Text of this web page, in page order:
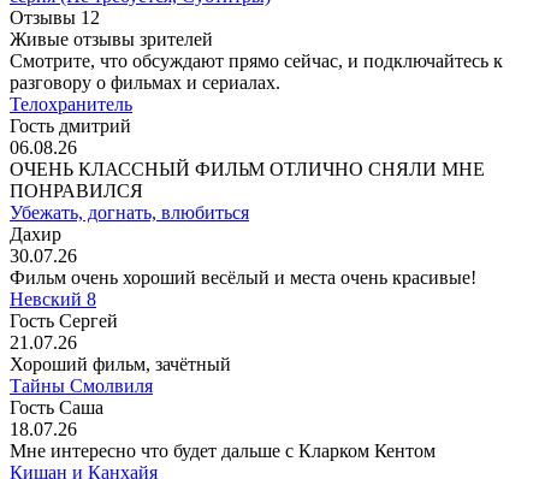
Отзывы 12
Живые отзывы зрителей
Смотрите, что обсуждают прямо сейчас, и подключайтесь к
разговору о фильмах и сериалах.
Телохранитель
Гость дмитрий
06.08.26
ОЧЕНЬ КЛАССНЫЙ ФИЛЬМ ОТЛИЧНО СНЯЛИ МНЕ
ПОНРАВИЛСЯ
Убежать, догнать, влюбиться
Дахир
30.07.26
Фильм очень хороший весёлый и места очень красивые!
Невский 8
Гость Сергей
21.07.26
Хороший фильм, зачётный
Тайны Смолвиля
Гость Саша
18.07.26
Мне интересно что будет дальше с Кларком Кентом
Кишан и Канхайя